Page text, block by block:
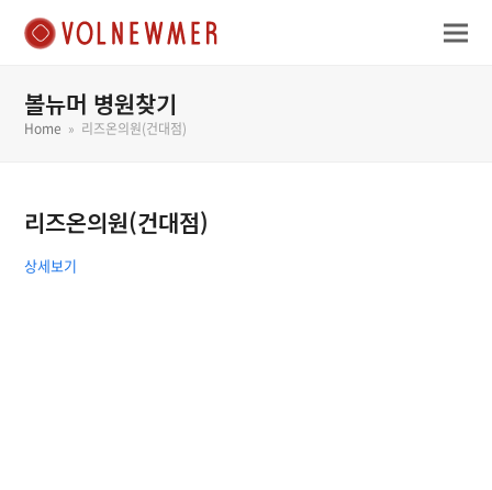
볼뉴머 병원찾기
Home » 리즈온의원(건대점)
리즈온의원(건대점)
상세보기